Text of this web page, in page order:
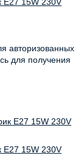
E27 15W 230V
авторизованных
для получения
E27 15W 230V